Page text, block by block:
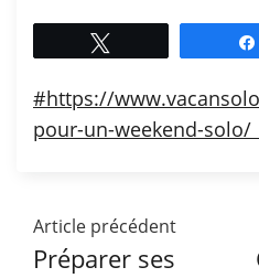
#https://
pour-un-weekend-
Article précédent
Préparer ses